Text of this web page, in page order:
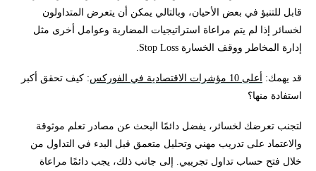
قابل للتنبؤ في بعض الأحيان، وبالتالي يمكن أن يتعرض المتداولون
لخسائر إذا لم يتم مراعاة استراتيجيات المضاربة وعوامل أخرى مثل
إدارة المخاطر ووقف الخسارة Stop Loss.
قد يهمك: أعلى 10 مؤشرات الاقتصادية في الفوركس
: كيف تحقق أكبر
استفادة منها؟
لتجنب تعرضك لخسائر، يفضل دائمًا البحث عن مصادر تعلم موثوقة
والاعتماد على تدريب مهني وتحليل متعمق قبل البدء في التداول من
خلال فتح حساب تداول تجريبي. إلى جانب ذلك، يجب دائمًا مراعاة